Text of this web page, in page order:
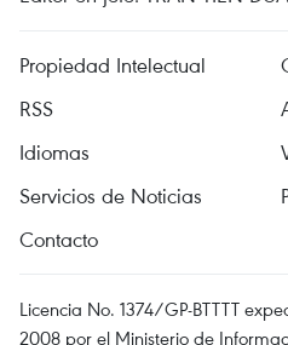
Propiedad Intelectual
RSS
Idiomas
Servicios de Noticias
Contacto
Licencia No. 1374/GP-BTTTT
2008 por el Ministerio de